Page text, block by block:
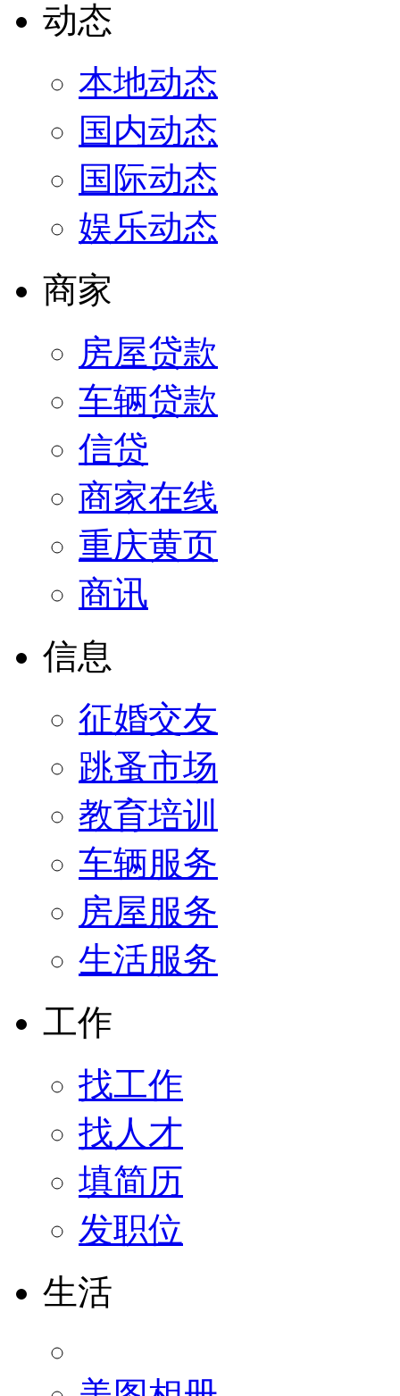
动态
本地动态
国内动态
国际动态
娱乐动态
商家
房屋贷款
车辆贷款
信贷
商家在线
重庆黄页
商讯
信息
征婚交友
跳蚤市场
教育培训
车辆服务
房屋服务
生活服务
工作
找工作
找人才
填简历
发职位
生活